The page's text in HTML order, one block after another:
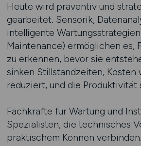
Heute wird präventiv und
gearbeitet. Sensorik,
intelligente
Maintenance) ermöglichen es,
zu erkennen, bevor sie
sinken Stillstandzeiten, Kosten
reduziert, und die Produktivität
Fachkräfte für Wartung und
Spezialisten, die technisches
praktischem Können